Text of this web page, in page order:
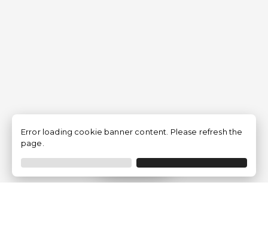
Filtrer
Error loading cookie banner content. Please refresh the
page.